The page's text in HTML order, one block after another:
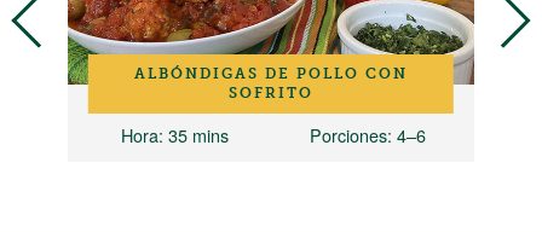
ALBÓNDIGAS DE POLLO CON
SOFRITO
Hora: 35 mins Porciones: 4–6